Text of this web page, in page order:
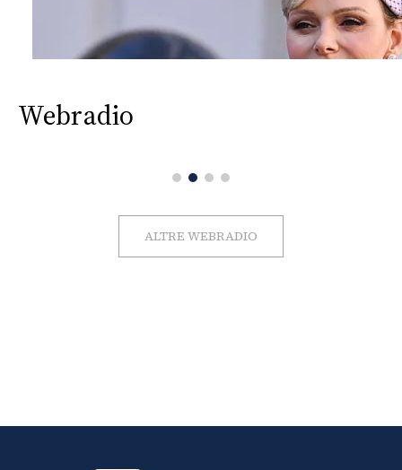
Webradio
ALTRE WEBRADIO